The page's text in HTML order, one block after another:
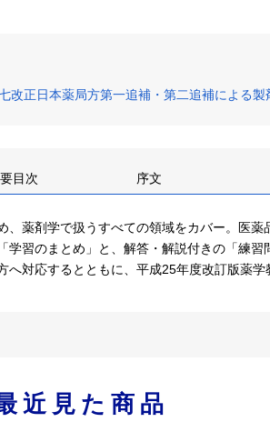
改正日本薬局方第一追補・第二追補による
目次 序文
、薬剤学で扱うすべての領域をカバー。医
学習のまとめ」と、解答・解説付きの「練
へ対応するとともに、平成25年度改訂版薬学
近見た商品